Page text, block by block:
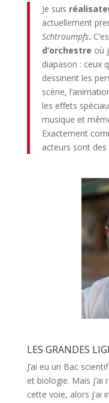
Je suis
actuellement
Schtroumpfs.
d’orchestre où
diapason : ceux
dessinent les
scène,
les effets
musique et
Exactement
acteurs sont
LES GRANDES
J’ai eu un Bac
et biologie. Mais j’ai
cette voie, alors j’ai